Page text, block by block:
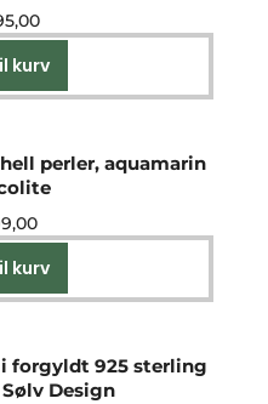
kurv
perler, aquamarin
kurv
forgyldt 925 sterling
Design